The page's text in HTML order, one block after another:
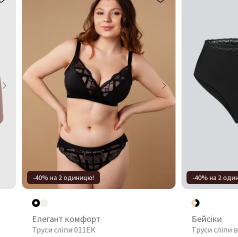
-40% на 2 одиницю!
Елегант комфорт
Труси сліпи 011EK
-40% на 2
Бейсіки
Труси сліпи